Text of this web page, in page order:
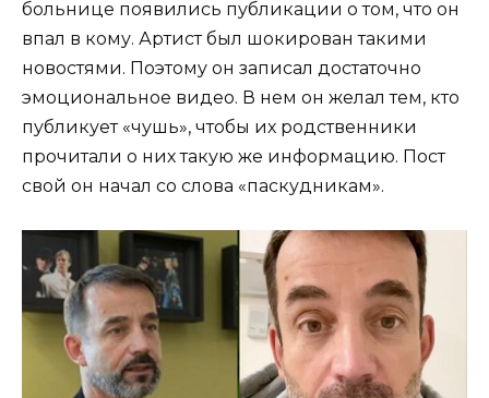
больнице появились публикации о том, что он
впал в кому. Артист был шокирован такими
новостями. Поэтому он записал достаточно
эмоциональное видео. В нем он желал тем, кто
публикует «чушь», чтобы их родственники
прочитали о них такую же информацию. Пост
свой он начал со слова «паскудникам».